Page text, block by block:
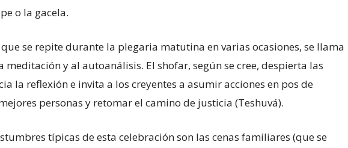
o la gacela.
se repite durante la plegaria matutina en varias ocasiones, se llama
meditación y al autoanálisis. El shofar, según se cree, despierta las
la reflexión e invita a los creyentes a asumir acciones en pos de
personas y retomar el camino de justicia (Teshuvá).
típicas de esta celebración son las cenas familiares (que se